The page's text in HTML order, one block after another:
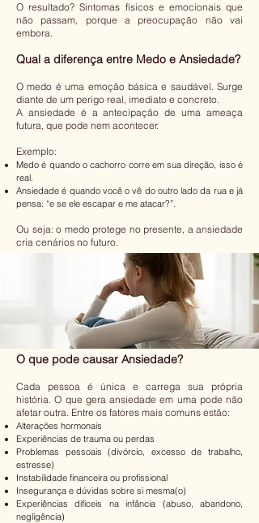
O resultado? Sintomas físicos e emocionais que
não passam, porque a preocupação não vai
embora.
Qual a diferença entre Medo e Ansiedade?
O medo é uma emoção básica e saudável. Surge
diante de um perigo real, imediato e concreto.
A ansiedade é a antecipação de uma ameaça
futura, que pode nem acontecer.
Exemplo:
Medo é quando o cachorro corre em sua direção, isso é
real.
Ansiedade é quando você o vê do outro lado da rua e já
pensa: “e se ele escapar e me atacar?”.
Ou seja: o medo protege no presente, a ansiedade
cria cenários no futuro.
O que pode causar Ansiedade?
Cada pessoa é única e carrega sua própria
história. O que gera ansiedade em uma pode não
afetar outra. Entre os fatores mais comuns estão:
Alterações hormonais
Experiências de trauma ou perdas
Problemas pessoais (divórcio, excesso de trabalho,
estresse)
Instabilidade financeira ou profissional
Insegurança e dúvidas sobre si mesma(o)
Experiências difíceis na infância (abuso, abandono,
negligência)